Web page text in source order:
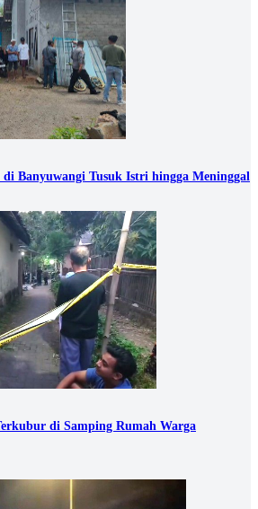
Banyuwangi Tusuk Istri hingga Meninggal
di Samping Rumah Warga